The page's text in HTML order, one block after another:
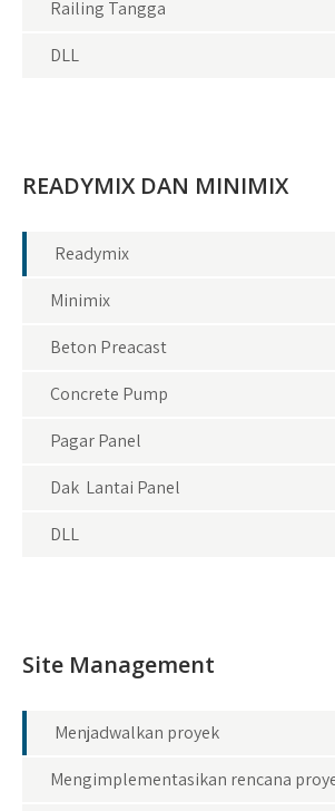
Railing Tangga
DLL
READYMIX DAN MINIMIX
Readymix
Minimix
Beton Preacast
Concrete Pump
Pagar Panel
Dak Lantai Panel
DLL
Site Management
Menjadwalkan proyek
Mengimplementasikan rencana